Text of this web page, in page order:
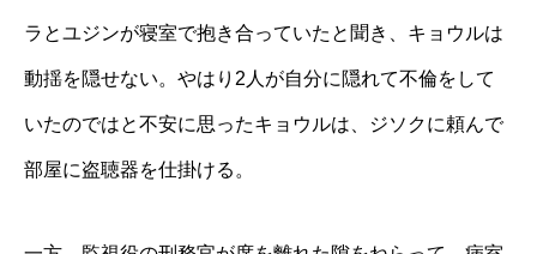
ラとユジンが寝室で抱き合っていたと聞き、キョウルは
動揺を隠せない。やはり2人が自分に隠れて不倫をして
いたのではと不安に思ったキョウルは、ジソクに頼んで
部屋に盗聴器を仕掛ける。